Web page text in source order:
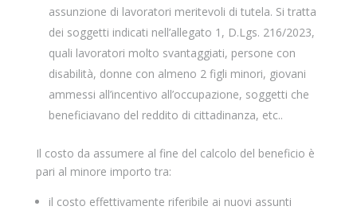
assunzione di lavoratori meritevoli di tutela. Si tratta
dei soggetti indicati nell’allegato 1, D.Lgs. 216/2023,
quali lavoratori molto svantaggiati, persone con
disabilità, donne con almeno 2 figli minori, giovani
ammessi all’incentivo all’occupazione, soggetti che
beneficiavano del reddito di cittadinanza, etc..
Il costo da assumere al fine del calcolo del beneficio è
pari al minore importo tra:
il costo effettivamente riferibile ai nuovi assunti